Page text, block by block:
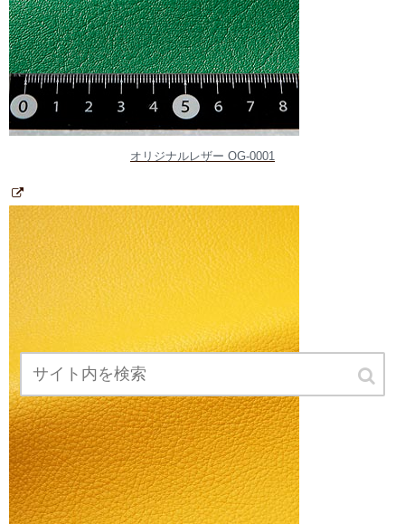
オリジナルレザー OG-0001